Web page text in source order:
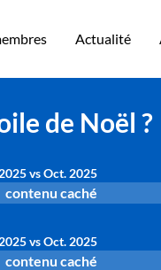
Actualité
de Noël ?
vs Oct. 2025
contenu caché
vs Oct. 2025
contenu caché